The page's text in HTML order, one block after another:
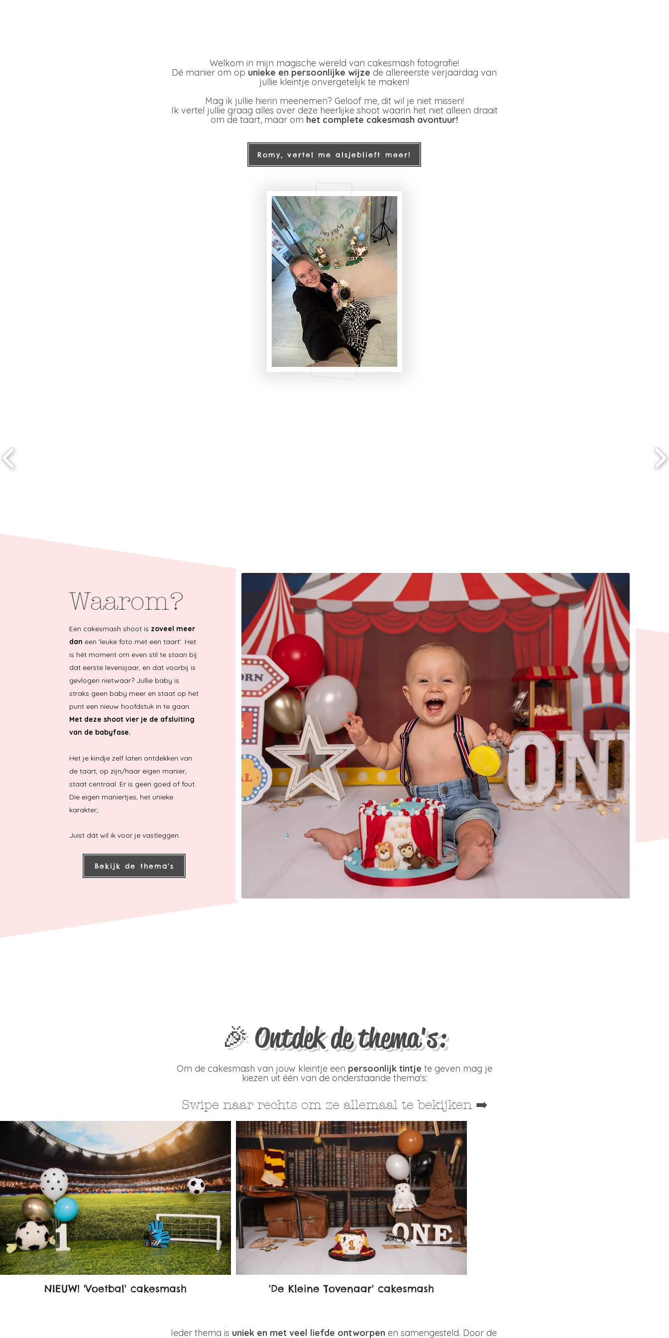
Welkom in mijn magische wereld van cakesmash fotografie!
Dé manier om op unieke en persoonlijke wijze de allereerste verjaardag van
jullie kleintje onvergetelijk te maken!
Mag ik jullie hierin meenemen? Geloof me, dit wil je niet missen!
Ik vertel jullie graag alles over deze heerlijke shoot waarin het niet alleen draait
om de taart, maar om het complete cakesmash avontuur!
Romy, vertel me alsjeblieft meer!
Waarom?
Een cakesmash shoot is zoveel meer
dan een 'leuke foto met een taart'. Het
is hét moment om even stil te staan bij
dat eerste levensjaar, en dat voorbij is
gevlogen nietwaar? Jullie baby is
straks geen baby meer en staat op het
punt een nieuw hoofdstuk in te gaan.
Met deze shoot vier je de afsluiting
van de babyfase.
​Het je kindje zelf laten ontdekken van
de taart, op zijn/haar eigen manier,
staat centraal. Er is geen goed of fout.
Die eigen maniertjes, het unieke
karakter;
Juist dát wil ik voor je vastleggen.
Bekijk de thema's
🎉 Ontdek de thema's:
Om de cakesmash van jouw kleintje een persoonlijk tintje te geven mag je
kiezen uit één van de onderstaande thema's:
NIEUW! 'Voetbal' cakesmash 'De Kleine Tovenaar' cakesmash
Swipe naar rechts om ze allemaal te bekijken ➡️
Ieder thema is uniek en met veel liefde ontworpen en samengesteld. Door de